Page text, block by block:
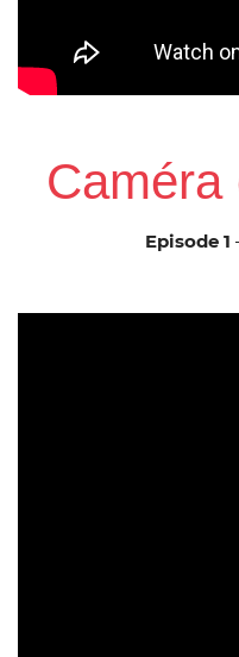
Caméra
Episode 1